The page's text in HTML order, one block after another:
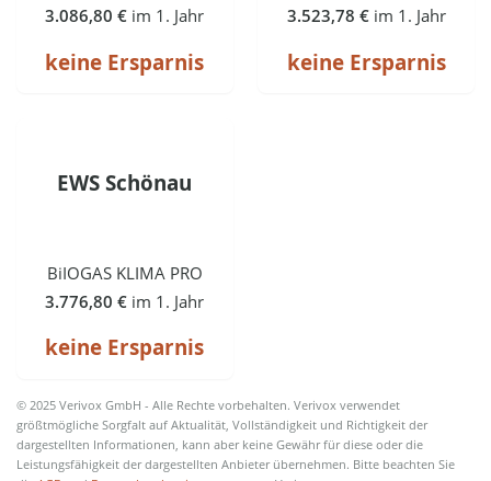
3.086,80 € im 1. Jahr
keine Ersparnis
3.523,78 € im 1. Jahr
keine Ersparnis
EWS Schönau
BiIOGAS KLIMA PRO
3.776,80 € im 1. Jahr
keine Ersparnis
© 2025 Verivox GmbH - Alle Rechte vorbehalten. Verivox verwendet
größtmögliche Sorgfalt auf Aktualität, Vollständigkeit und Richtigkeit der
dargestellten Informationen, kann aber keine Gewähr für diese oder die
Leistungsfähigkeit der dargestellten Anbieter übernehmen. Bitte beachten Sie